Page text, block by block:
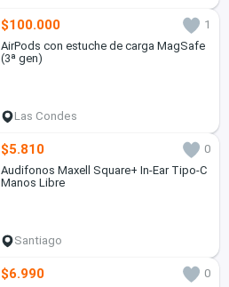
$100.000
1
AirPods con estuche de carga MagSafe
(3ª gen)
Las Condes
$5.810
0
Audifonos Maxell Square+ In-Ear Tipo-C
Manos Libre
Santiago
$6.990
0